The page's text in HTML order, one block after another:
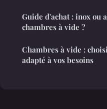
Guide d'achat : inox ou
chambres à vide ?
Chambres à vide :
adapté à vos besoins